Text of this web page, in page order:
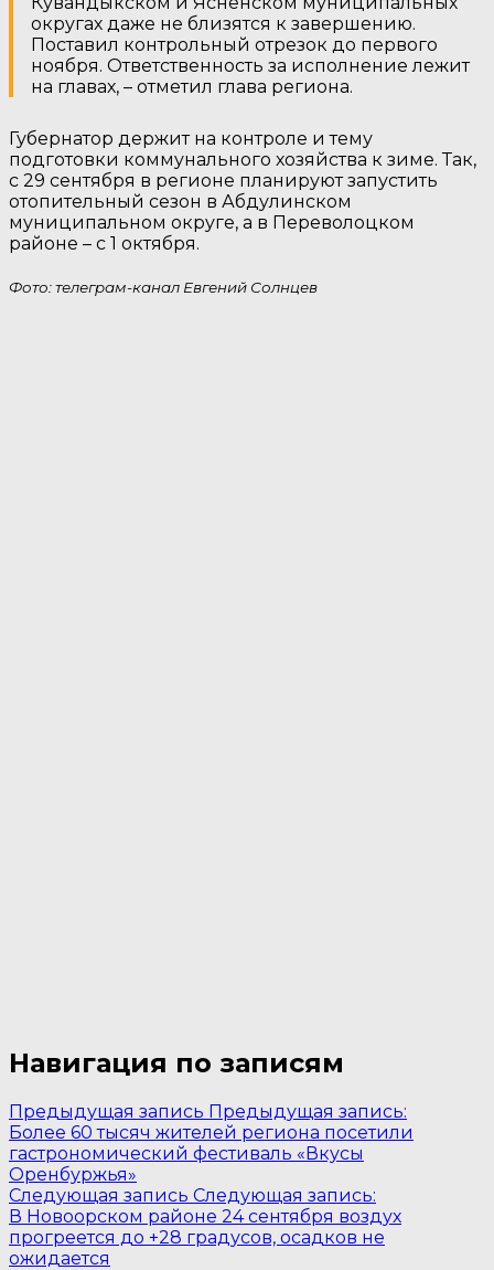
округах даже не близятся к завершению.
Поставил контрольный отрезок до первого
ноября. Ответственность за исполнение лежит
на главах, – отметил глава региона.
Губернатор держит на контроле и тему
подготовки коммунального хозяйства к зиме. Так,
с 29 сентября в регионе планируют запустить
отопительный сезон в Абдулинском
муниципальном округе, а в Переволоцком
районе – с 1 октября.
Фото: телеграм-канал Евгений Солнцев
Навигация по записям
Предыдущая запись Предыдущая запись:
Более 60 тысяч жителей региона посетили
гастрономический фестиваль «Вкусы
Оренбуржья»
Следующая запись Следующая запись:
В Новоорском районе 24 сентября воздух
прогреется до +28 градусов, осадков не
ожидается